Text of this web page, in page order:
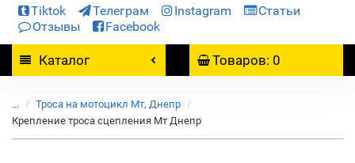
Tiktok Телеграм Instagram
Статьи
Отзывы
Facebook
Каталог Товаров: 0
...
Троса на мотоцикл Мт, Днепр
Крепление троса сцепления Мт Днепр